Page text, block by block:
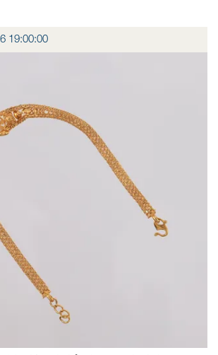
19:00:00